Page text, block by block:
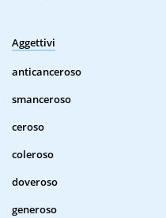
Aggettivi
anticanceroso
smanceroso
ceroso
coleroso
doveroso
generoso